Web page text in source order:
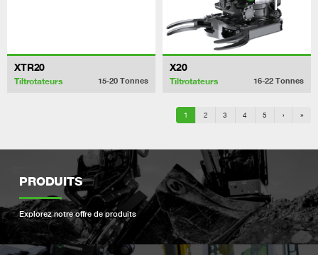
XTR20
Tiltrotateurs 15-20 Tonnes
X20
Tiltrotateurs 16-22 Tonnes
1 2 3 4 5 › »
PRODUITS
Explorez notre offre de produits